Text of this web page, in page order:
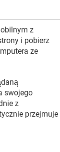
z
i pobierz
ze
swojego
z
przejmuje